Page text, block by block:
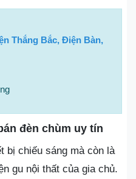
Thắng Bắc, Điện Bàn,
đèn chùm uy tín
bị chiếu sáng mà còn là
gu nội thất của gia chủ.